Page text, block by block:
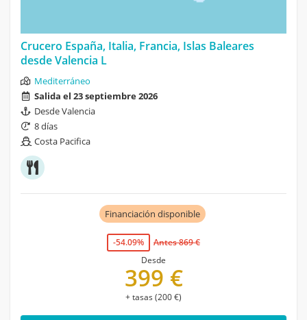
Crucero España, Italia, Francia, Islas Baleares
desde Valencia L
Mediterráneo
Salida el 23 septiembre 2026
Desde Valencia
8 días
Costa Pacifica
Financiación disponible
-54.09%
Antes 869 €
Desde
399 €
+ tasas (200 €)